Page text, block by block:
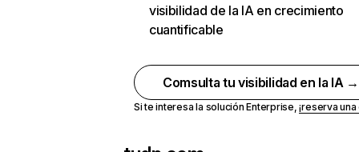
visibilidad de la IA en crecimiento
cuantificable
Comsulta tu visibilidad en la IA →
Si te interesa la solución Enterprise,¡reserva